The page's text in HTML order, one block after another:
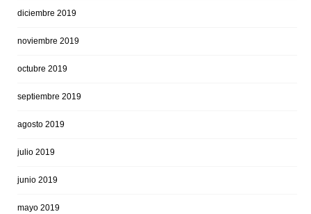
diciembre 2019
noviembre 2019
octubre 2019
septiembre 2019
agosto 2019
julio 2019
junio 2019
mayo 2019